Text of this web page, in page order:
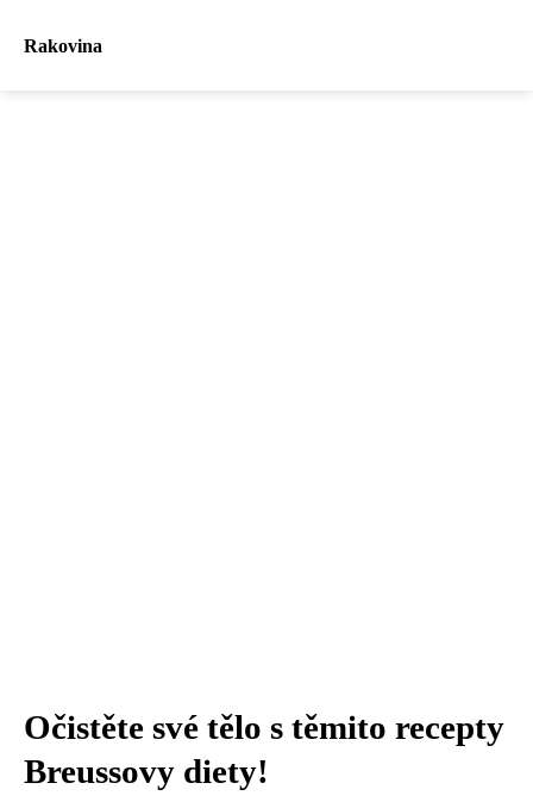
Rakovina
Očistěte své tělo s těmito recepty
Breussovy diety!